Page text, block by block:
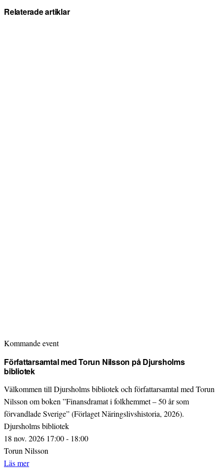
Relaterade artiklar
Kommande event
Författarsamtal med Torun Nilsson på Djursholms
bibliotek
Välkommen till Djursholms bibliotek och författarsamtal med Torun
Nilsson om boken ”Finansdramat i folkhemmet – 50 år som
förvandlade Sverige” (Förlaget Näringslivshistoria, 2026).
Djursholms bibliotek
18 nov. 2026 17:00 - 18:00
Torun Nilsson
Läs mer